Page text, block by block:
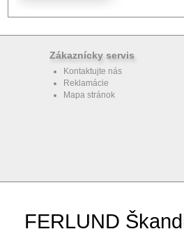
Zákaznícky servis
Kontaktujte nás
Reklamácie
Mapa stránok
FERLUND